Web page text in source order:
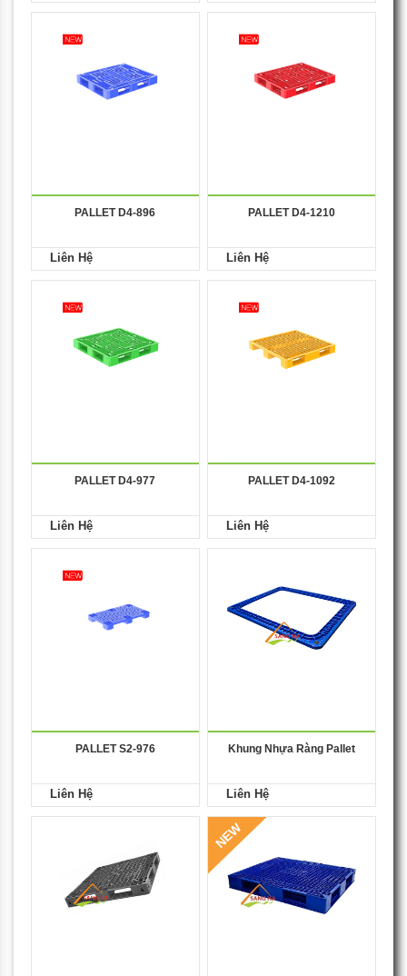
PALLET D4-896
Liên Hệ
PALLET D4-1210
Liên Hệ
PALLET D4-977
Liên Hệ
PALLET D4-1092
Liên Hệ
PALLET S2-976
Liên Hệ
Khung Nhựa Ràng Pallet
Liên Hệ
NEW